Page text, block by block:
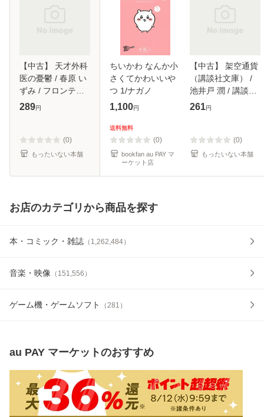
【中古】 天才外科
医の憂鬱 / 春原 い
ずみ / フロンティ
アワークス [文庫]
289円
(0)
もったいない本舗
ちいかわ なんか小
さくてかわいいや
つ 1/ナガノ
1,100円
送料無料
(0)
bookfan au PAY マ
ーケット店
【中古】 架空通貨
（講談社文庫） /
池井戸 潤 / 講談社
[文庫]【メール便送
261円
(0)
もったいない本舗
お店のカテゴリから商品を探す
本・コミック・雑誌 （ 1,262,484）
音楽・映像 （ 151,556 ）
ゲーム機・ゲームソフト （281 ）
au PAY マーケットのおすすめ